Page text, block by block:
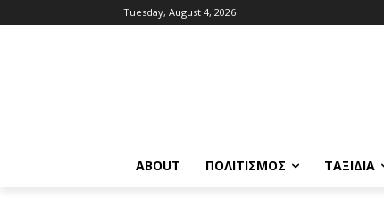
Tuesday, August 4, 2026
ABOUT ΠΟΛΙΤΙΣΜΟΣ ΤΑΞΙΔΙΑ